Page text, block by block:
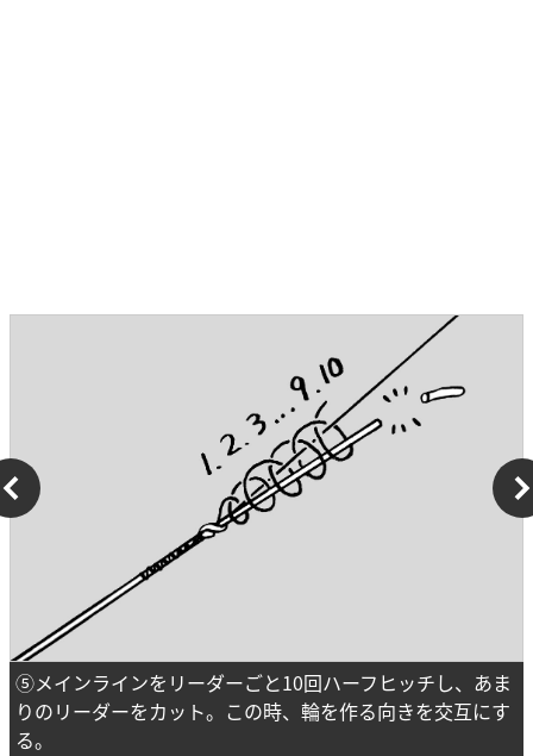
⑤メインラインをリーダーごと10回ハーフヒッチし、あま
りのリーダーをカット。この時、輪を作る向きを交互にす
る。